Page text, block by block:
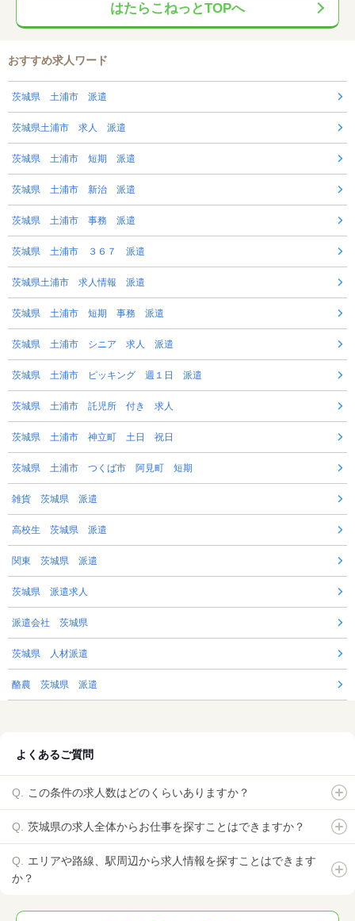
はたらこねっとTOPへ
おすすめ求人ワード
茨城県 土浦市 派遣
茨城県土浦市 求人 派遣
茨城県 土浦市 短期 派遣
茨城県 土浦市 新治 派遣
茨城県 土浦市 事務 派遣
茨城県 土浦市 ３６７ 派遣
茨城県土浦市 求人情報 派遣
茨城県 土浦市 短期 事務 派遣
茨城県 土浦市 シニア 求人 派遣
茨城県 土浦市 ピッキング 週１日 派遣
茨城県 土浦市 託児所 付き 求人
茨城県 土浦市 神立町 土日 祝日
茨城県 土浦市 つくば市 阿見町 短期
雑貨 茨城県 派遣
高校生 茨城県 派遣
関東 茨城県 派遣
茨城県 派遣求人
派遣会社 茨城県
茨城県 人材派遣
酪農 茨城県 派遣
よくあるご質問
この条件の求人数はどのくらいありますか？
茨城県の求人全体からお仕事を探すことはできますか？
エリアや路線、駅周辺から求人情報を探すことはできます
か？